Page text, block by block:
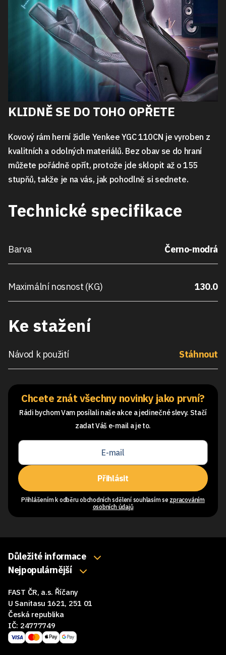
KLIDNĚ SE DO TOHO OPŘETE
Kovový rám herní židle Yenkee YGC 110CN je vyroben z
kvalitních a odolných materiálů. Bez obav se do hraní
můžete pořádně opřít, protože jde sklopit až o 155
stupňů, takže je na vás, jak pohodlně si sednete.
Technické specifikace
Barva Černo-modrá
Maximální nosnost (KG) 130.0
Ke stažení
Návod k použití Stáhnout
Chcete znát všechny novinky jako první?
Rádi bychom Vam posílali naše akce a jedinečné slevy. Stačí
zadat Váš e-mail a je to.
Přihlásit
Přihlášením k odběru obchodních sdělení souhlasím se zpracováním
osobních údajů
Důležité informace
O nás
Obchodní podmínky
Reklamace a vrácení zboží
GDPR
Nejpopulárnější
Myši
Sluchátka
Reproduktory
Podložky pod myš
FAST ČR, a.s. Říčany
U Sanitasu 1621, 251 01
Česká republika
IČ: 24777749